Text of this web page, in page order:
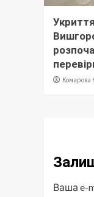
Комарова
Ваша e-